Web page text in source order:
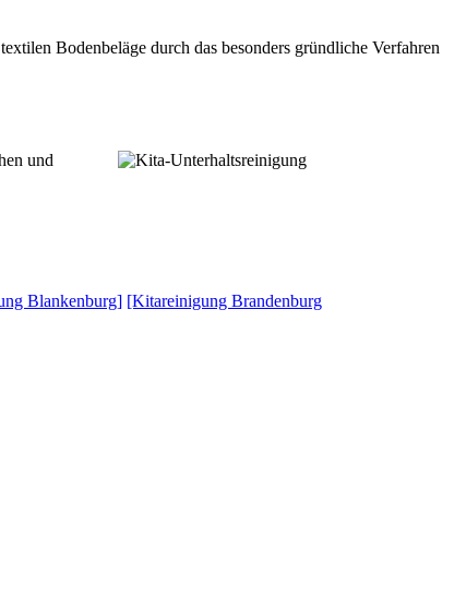
Bodenbeläge durch das besonders gründliche Verfahren
und
Blankenburg] [Kitareinigung Brandenburg